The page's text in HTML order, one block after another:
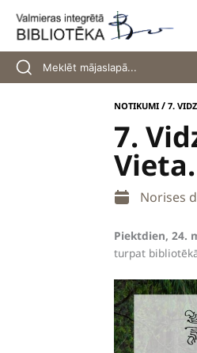
content
NOTIKUMI /7.
7.
Norises
Piektdien, 24.
turpat